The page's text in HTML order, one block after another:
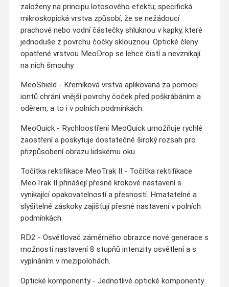
založeny na principu lotosového efektu; specifická
mikroskopická vrstva způsobí, že se nežádoucí
prachové nebo vodní částečky shluknou v kapky, které
jednoduše z povrchu čočky sklouznou. Optické členy
opatřené vrstvou MeoDrop se lehce čistí a nevznikají
na nich šmouhy.
MeoShield - Křemíková vrstva aplikovaná za pomoci
iontů chrání vnější povrchy čoček před poškrábáním a
oděrem, a to i v polních podmínkách.
MeoQuick - Rychloostření MeoQuick umožňuje rychlé
zaostření a poskytuje dostatečně široký rozsah pro
přizpůsobení obrazu lidskému oku.
Točítka rektifikace MeoTrak II - Točítka rektifikace
MeoTrak II přinášejí přesné krokové nastavení s
vynikající opakovatelností a přesností. Hmatatelné a
slyšitelné záskoky zajišťují přesné nastavení v polních
podmínkách.
RD2 - Osvětlovač záměrného obrazce nové generace s
možností nastavení 8 stupňů intenzity osvětlení a s
vypínáním v mezipolohách.
Optické komponenty - Jednotlivé optické komponenty